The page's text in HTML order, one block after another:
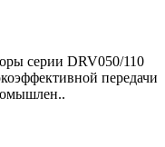
серии DRV050/110
передачи